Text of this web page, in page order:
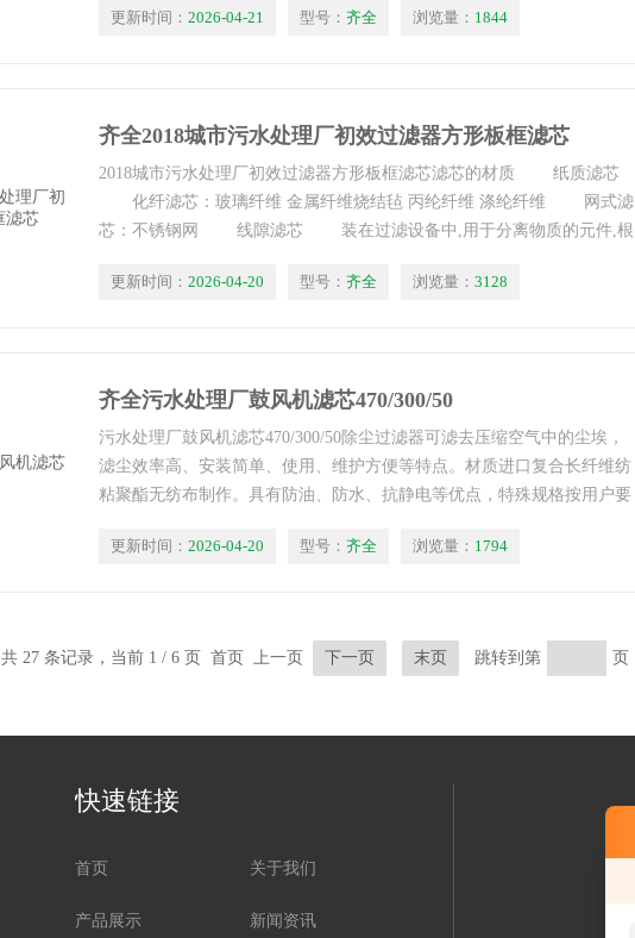
更新时间： 2026-04-21 型号： 齐全 浏览量： 1844
齐全2018城市污水处理厂初效过滤器方形板框滤芯
2018城市污水处理厂初效过滤器方形板框滤芯滤芯的材质 纸质滤芯
化纤滤芯：玻璃纤维 金属纤维烧结毡 丙纶纤维 涤纶纤维 网式滤
芯：不锈钢网 线隙滤芯 装在过滤设备中,用于分离物质的元件,根
更新时间： 2026-04-20 型号： 齐全 浏览量： 3128
齐全污水处理厂鼓风机滤芯470/300/50
污水处理厂鼓风机滤芯470/300/50除尘过滤器可滤去压缩空气中的尘埃，
滤尘效率高、安装简单、使用、维护方便等特点。材质进口复合长纤维纺
粘聚酯无纺布制作。具有防油、防水、抗静电等优点，特殊规格按用户要
业、木材加工的过滤.精度可达0.3微米！过滤效率99.96%！进口长纤维聚
更新时间： 2026-04-20 型号： 齐全 浏览量： 1794
共 27 条记录，当前 1 / 6 页 首页 上一页 下一页 末页 跳转到第 页
快速链接
首页 关于我们
产品展示 新闻资讯